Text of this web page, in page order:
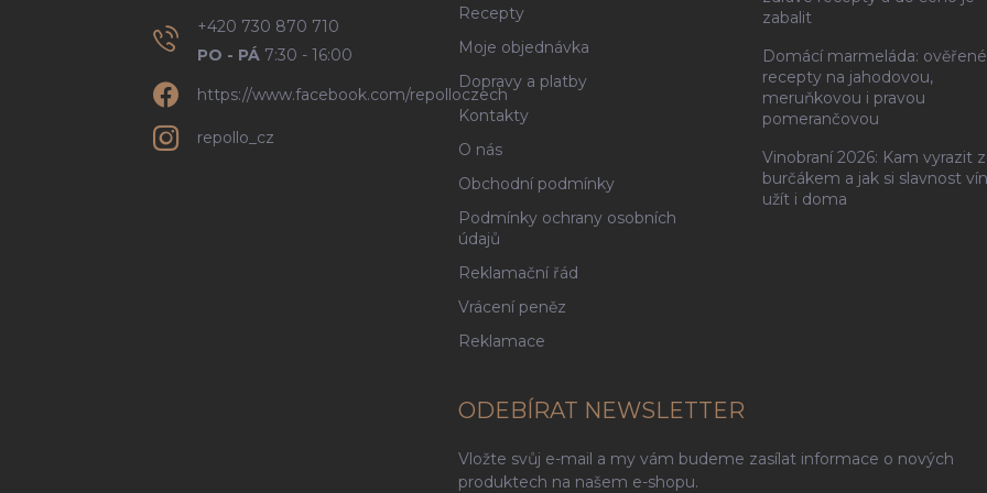
+420 730 870 710
PO - PÁ 7:30 - 16:00
https://www.facebook.com/repolloczech
repollo_cz
Recepty
Moje objednávka
Dopravy a platby
Kontakty
O nás
Obchodní podmínky
Podmínky ochrany osobních
údajů
Reklamační řád
Vrácení peněz
Reklamace
zabalit
Domácí marmeláda: ověřené
recepty na jahodovou,
meruňkovou i pravou
pomerančovou
Vinobraní 2026: Kam vyrazit
burčákem a jak si slavnost
užít i doma
ODEBÍRAT NEWSLETTER
Vložte svůj e-mail a my vám budeme zasílat informace o nových
produktech na našem e-shopu.